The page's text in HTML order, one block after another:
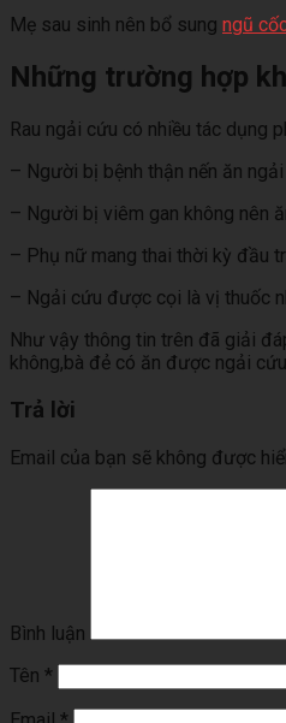
Mẹ sau sinh nên bổ sung ngũ
Những trường hợp
Rau ngải cứu có nhiều tác dụng
– Người bị bệnh thận nến ăn
– Người bị viêm gan không nên
– Phụ nữ mang thai thời kỳ đầu
– Ngải cứu được cọi là vị thuốc
Như vậy thông tin trên đã giải
không,bà đẻ có ăn được ngải
Trả lời
Email của bạn sẽ không được
Bình luận
Tên *